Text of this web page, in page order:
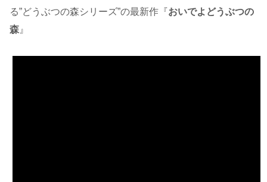
る”どうぶつの森シリーズ”の最新作『おいでよどうぶつの
森』